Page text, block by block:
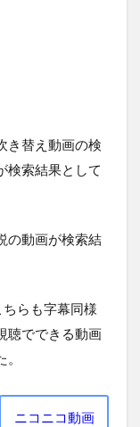
き替え動画の検
検索結果として
の動画が検索結
らも字幕同様
聴でできる動画
ニコニコ動画